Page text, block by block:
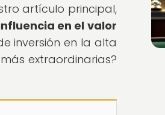
artículo principal,
en el valor
inversión en la alta
extraordinarias?